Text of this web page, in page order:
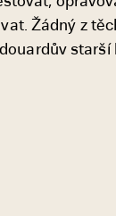
Žádný z
starší